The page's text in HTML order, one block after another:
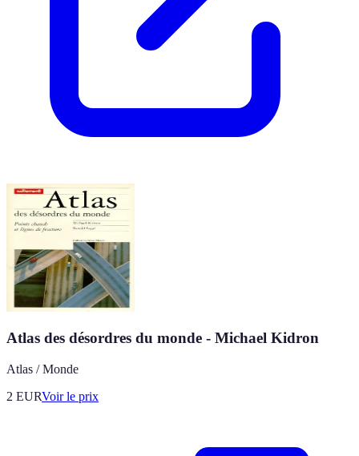
Atlas des désordres du monde - Michael Kidron
Atlas / Monde
2 EURVoir le prix